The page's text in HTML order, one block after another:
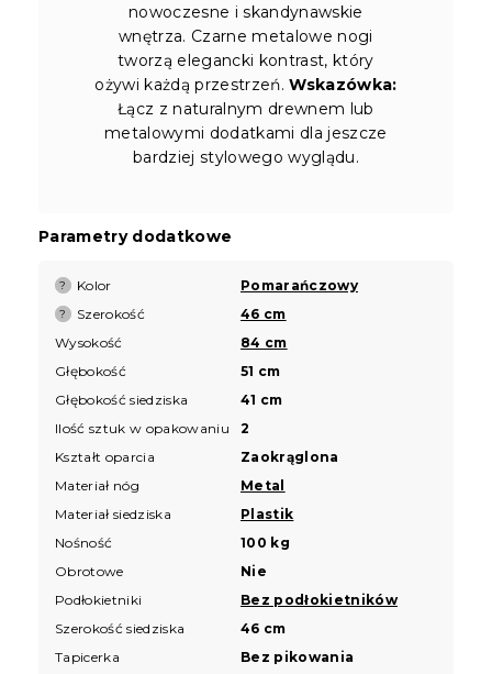
nowoczesne i skandynawskie
wnętrza. Czarne metalowe nogi
tworzą elegancki kontrast, który
ożywi każdą przestrzeń.Wskazówka:
Łącz z naturalnym drewnem lub
metalowymi dodatkami dla jeszcze
bardziej stylowego wyglądu.
Parametry dodatkowe
? Kolor Pomarańczowy
? Szerokość
46 cm
Wysokość
84 cm
Głębokość
51 cm
Głębokość siedziska
41 cm
Ilość sztuk w opakowaniu
2
Kształt oparcia
Zaokrąglona
Materiał nóg
Metal
Materiał siedziska
Plastik
Nośność
100 kg
Obrotowe
Nie
Podłokietniki
Bez podłokietników
Szerokość siedziska
46 cm
Tapicerka
Bez pikowania